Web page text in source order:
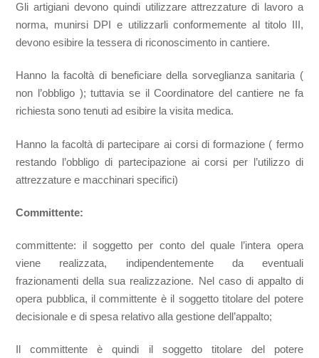
Gli artigiani devono quindi utilizzare attrezzature di lavoro a
norma, munirsi DPI e utilizzarli conformemente al titolo III,
devono esibire la tessera di riconoscimento in cantiere.
Hanno la facoltà di beneficiare della sorveglianza sanitaria (
non l’obbligo ); tuttavia se il Coordinatore del cantiere ne fa
richiesta sono tenuti ad esibire la visita medica.
Hanno la facoltà di partecipare ai corsi di formazione ( fermo
restando l’obbligo di partecipazione ai corsi per l’utilizzo di
attrezzature e macchinari specifici)
Committente:
committente: il soggetto per conto del quale l’intera opera
viene realizzata, indipendentemente da eventuali
frazionamenti della sua realizzazione. Nel caso di appalto di
opera pubblica, il committente è il soggetto titolare del potere
decisionale e di spesa relativo alla gestione dell’appalto;
Il committente è quindi il soggetto titolare del potere